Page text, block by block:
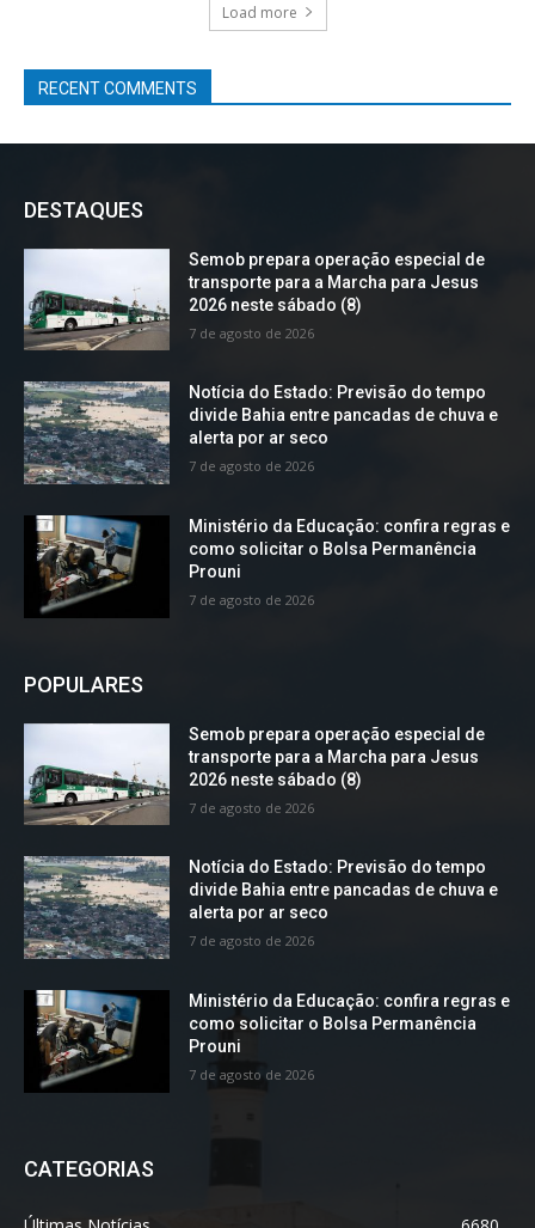
Load more
RECENT COMMENTS
DESTAQUES
Semob prepara operação especial de
transporte para a Marcha para Jesus
2026 neste sábado (8)
7 de agosto de 2026
Notícia do Estado: Previsão do tempo
divide Bahia entre pancadas de chuva e
alerta por ar seco
7 de agosto de 2026
Ministério da Educação: confira regras e
como solicitar o Bolsa Permanência
Prouni
7 de agosto de 2026
POPULARES
Semob prepara operação especial de
transporte para a Marcha para Jesus
2026 neste sábado (8)
7 de agosto de 2026
Notícia do Estado: Previsão do tempo
divide Bahia entre pancadas de chuva e
alerta por ar seco
7 de agosto de 2026
Ministério da Educação: confira regras e
como solicitar o Bolsa Permanência
Prouni
7 de agosto de 2026
CATEGORIAS